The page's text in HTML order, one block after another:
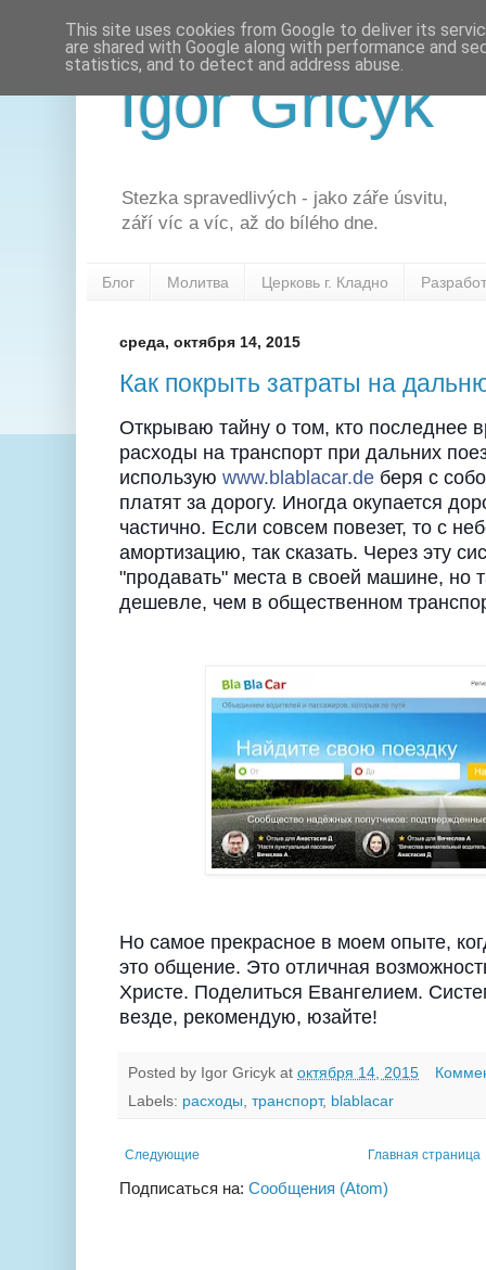
Igor Gricyk
Stezka spravedlivých - jako záře úsvitu,
září víc a víc, až do bílého dne.
Блог Молитва Церковь г. Кладно
среда, октября 14, 2015
Как покрыть затраты на
Открываю тайну о том, кто последнее
расходы на транспорт при дальних
использую www.blablacar.de беря с
платят за дорогу. Иногда окупается
частично. Если совсем повезет, то с
амортизацию, так сказать. Через эту
"продавать" места в своей машине, но
дешевле, чем в общественном
Но самое прекрасное в моем опыте,
это общение. Это отличная
Христе. Поделиться Евангелием.
везде, рекомендую, юзайте!
Posted by Igor Gricyk at октября 14, 2015
Labels: расходы, транспорт, blablacar
Следующие Главная страница
Подписаться на: Сообщения (Atom)
This site uses cookies from Google to deliver its
are shared with Google along with performance and
statistics, and to detect and address abuse.